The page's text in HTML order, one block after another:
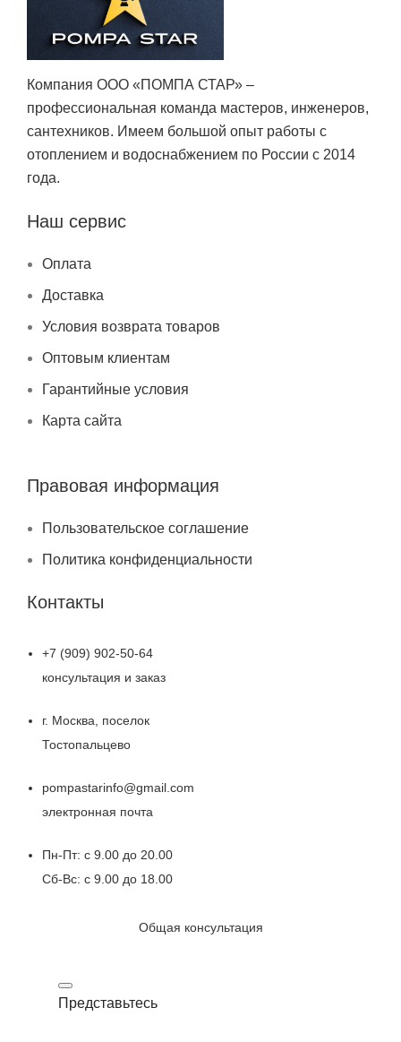
Компания ООО «ПОМПА СТАР» –
профессиональная команда мастеров, инженеров,
сантехников. Имеем большой опыт работы с
отоплением и водоснабжением по России с 2014
года.
Наш сервис
Оплата
Доставка
Условия возврата товаров
Оптовым клиентам
Гарантийные условия
Карта сайта
Правовая информация
Пользовательское соглашение
Политика конфиденциальности
Контакты
+7 (909) 902-50-64
консультация и заказ
г. Москва, поселок
Тостопальцево
pompastarinfo@gmail.com
электронная почта
Пн-Пт: с 9.00 до 20.00
Сб-Вс: с 9.00 до 18.00
Общая консультация
Представьтесь